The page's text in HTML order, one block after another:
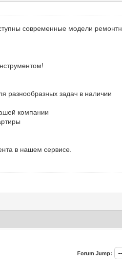
современные модели
разнообразных задач в наличии
компании
в нашем сервисе.
Forum Jump: